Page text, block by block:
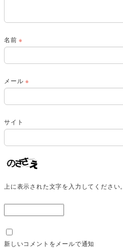
名前※
メール※
サイト
上に表示された文字を入力してください。
新しいコメントをメールで通知